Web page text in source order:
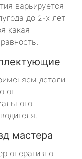
варьируется
до 2-х лет
какая
детали
от
мастера
оперативно